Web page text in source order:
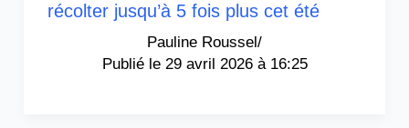
récolter jusqu’à 5 fois plus cet été
Pauline Roussel/
29 avril 2026 à 16:25